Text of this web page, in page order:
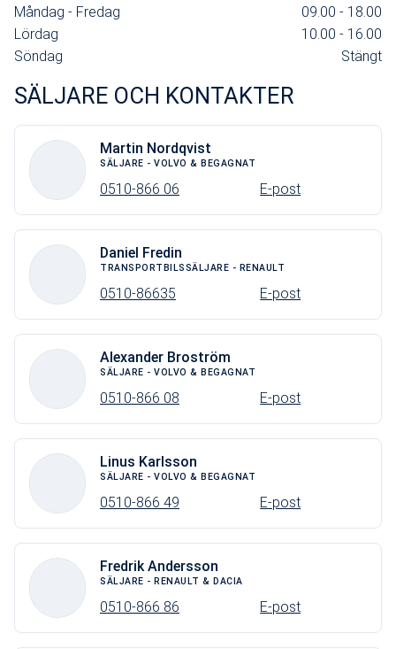
Måndag - Fredag
09.00 - 18.00
Lördag
10.00 - 16.00
Söndag
Stängt
SÄLJARE OCH KONTAKTER
Martin Nordqvist
SÄLJARE - VOLVO & BEGAGNAT
0510-866 06 E-post
Daniel Fredin
TRANSPORTBILSSÄLJARE - RENAULT
0510-86635 E-post
Alexander Broström
SÄLJARE - VOLVO & BEGAGNAT
0510-866 08 E-post
Linus Karlsson
SÄLJARE - VOLVO & BEGAGNAT
0510-866 49 E-post
Fredrik Andersson
SÄLJARE - RENAULT & DACIA
0510-866 86 E-post